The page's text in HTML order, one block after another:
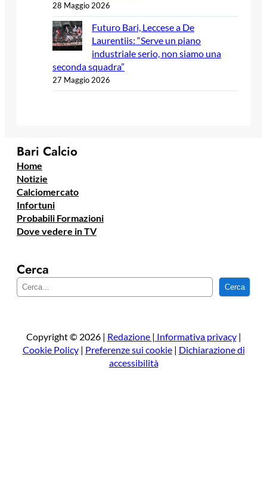
28 Maggio 2026
Futuro Bari, Leccese a De
Laurentiis: “Serve un piano
industriale serio, non siamo una
seconda squadra”
27 Maggio 2026
Bari Calcio
Home
Notizie
Calciomercato
Infortuni
Probabili Formazioni
Dove vedere in TV
Cerca
e
a
Cerca
Copyright © 2026 | Redazione | Informativa privacy|
Cookie Policy| Preferenze sui cookie| Dichiarazione di
accessibilità